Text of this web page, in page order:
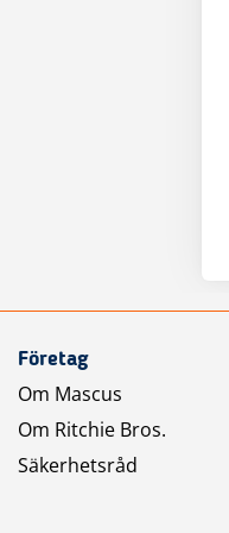
Företag
Om Mascus
Om Ritchie Bros.
Säkerhetsråd